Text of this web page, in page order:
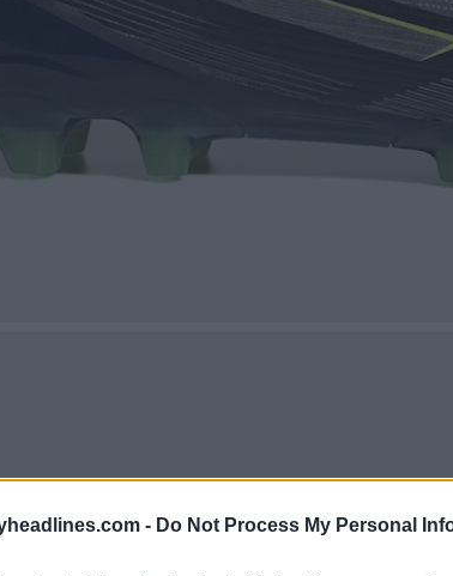
- Do Not Process My Personal